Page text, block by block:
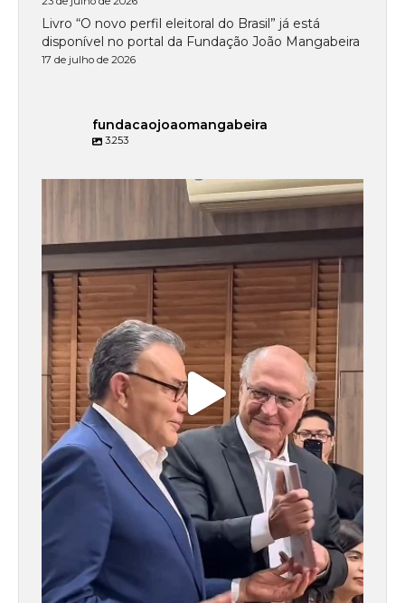
Livro “O novo perfil eleitoral do Brasil” já está
disponível no portal da Fundação João Mangabeira
17 de julho de 2026
fundacaojoaomangabeira
3.253
fundacaojoaomangabeira
Jul 15